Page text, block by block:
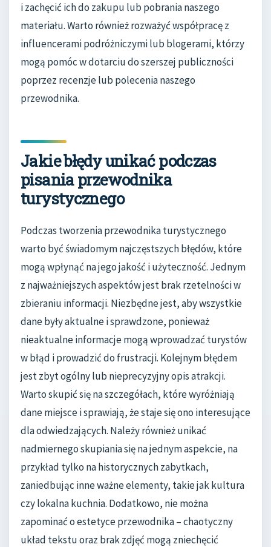
i zachęcić ich do zakupu lub pobrania naszego
materiału. Warto również rozważyć współpracę z
influencerami podróżniczymi lub blogerami, którzy
mogą pomóc w dotarciu do szerszej publiczności
poprzez recenzje lub polecenia naszego
przewodnika.
Jakie błędy unikać podczas
pisania przewodnika
turystycznego
Podczas tworzenia przewodnika turystycznego
warto być świadomym najczęstszych błędów, które
mogą wpłynąć na jego jakość i użyteczność. Jednym
z najważniejszych aspektów jest brak rzetelności w
zbieraniu informacji. Niezbędne jest, aby wszystkie
dane były aktualne i sprawdzone, ponieważ
nieaktualne informacje mogą wprowadzać turystów
w błąd i prowadzić do frustracji. Kolejnym błędem
jest zbyt ogólny lub nieprecyzyjny opis atrakcji.
Warto skupić się na szczegółach, które wyróżniają
dane miejsce i sprawiają, że staje się ono interesujące
dla odwiedzających. Należy również unikać
nadmiernego skupiania się na jednym aspekcie, na
przykład tylko na historycznych zabytkach,
zaniedbując inne ważne elementy, takie jak kultura
czy lokalna kuchnia. Dodatkowo, nie można
zapominać o estetyce przewodnika – chaotyczny
układ tekstu oraz brak zdjęć mogą zniechęcić